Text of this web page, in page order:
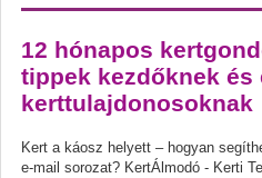
12 hónapos
tippek kezdőknek és
kerttulajdonosoknak
Kert a káosz helyett – hogyan
e-mail sorozat? KertÁlmodó - Kerti